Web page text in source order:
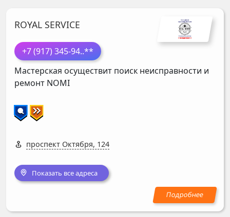
ROYAL SERVICE
+7 (917) 345-94..**
Мастерская осуществит поиск неисправности и
ремонт NOMI
проспект Октября, 124
Показать все адреса